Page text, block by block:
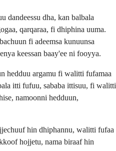
dandeessu dha, kan balbala
qarqaraa, fi dhiphina uuma.
fi adeemsa kunuunsa
keessan baay'ee ni fooyya.
hedduu argamu fi walitti fufamaa
itti fufuu, sababa ittisuu, fi walitti
namoonni hedduun,
hin dhiphannu, walitti fufaa
hojjetu, nama biraaf hin